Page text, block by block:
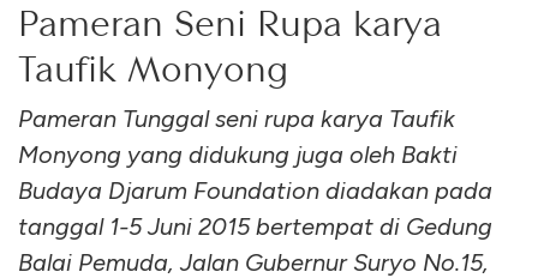
Pameran Seni Rupa karya
Taufik Monyong
Pameran Tunggal seni rupa karya Taufik
Monyong yang didukung juga oleh Bakti
Budaya Djarum Foundation diadakan pada
tanggal 1-5 Juni 2015 bertempat di Gedung
Balai Pemuda, Jalan Gubernur Suryo No.15,